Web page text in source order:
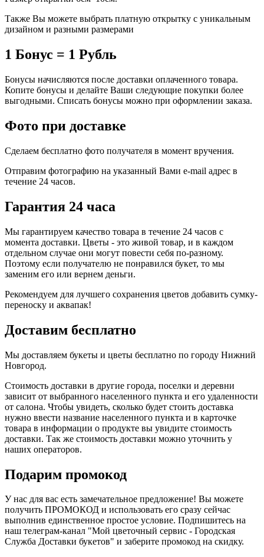
Также Вы можете выбрать платную открытку с уникальным
дизайном и разными размерами
1 Бонус = 1 Рубль
Бонусы начисляются после доставки оплаченного товара.
Копите бонусы и делайте Ваши следующие покупки более
выгодными. Списать бонусы можно при оформлении заказа.
Фото при доставке
Сделаем бесплатно фото получателя в момент вручения.
Отправим фотографию на указанный Вами e-mail адрес в
течение 24 часов.
Гарантия 24 часа
Мы гарантируем качество товара в течение 24 часов с
момента доставки. Цветы - это живой товар, и в каждом
отдельном случае они могут повести себя по-разному.
Поэтому если получателю не понравился букет, то мы
заменим его или вернем деньги.
Рекомендуем для лучшего сохранения цветов добавить сумку-
переноску и аквапак!
Доставим бесплатно
Мы доставляем букеты и цветы бесплатно по городу Нижний
Новгород.
Стоимость доставки в другие города, поселки и деревни
зависит от выбранного населенного пункта и его удаленности
от салона. Чтобы увидеть, сколько будет стоить доставка
нужно ввести название населенного пункта и в карточке
товара в информации о продукте вы увидите стоимость
доставки. Так же стоимость доставки можно уточнить у
наших операторов.
Подарим промокод
У нас для вас есть замечательное предложение! Вы можете
получить ПРОМОКОД и использовать его сразу сейчас
выполнив единственное простое условие. Подпишитесь на
наш телеграм-канал "Мой цветочный сервис - Городская
Служба Доставки букетов" и заберите промокод на скидку.